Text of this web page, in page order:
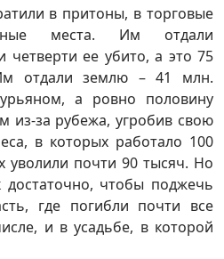
в притоны, в торговые
места. Им отдали
ее убито, а это 75
отдали землю – 41 млн.
а ровно половину
из-за рубежа, угробив свою
в которых работало 100
уволили почти 90 тысяч. Но
достаточно, чтобы поджечь
где погибли почти все
и в усадьбе, в которой